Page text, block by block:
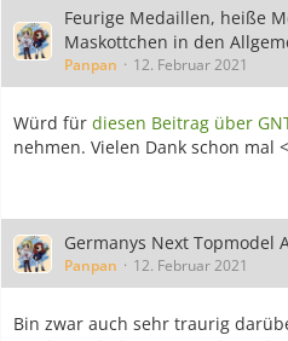
Feurige Medaillen, heiße
Maskottchen in den
Panpan 12. Februar 2021
Würd für diesen Beitrag über
nehmen. Vielen Dank schon mal
Germanys Next Topmodel
Panpan 12. Februar 2021
Bin zwar auch sehr traurig